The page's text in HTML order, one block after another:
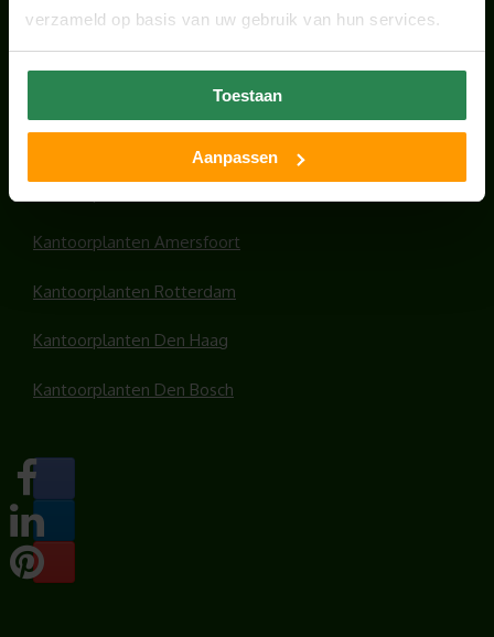
verzameld op basis van uw gebruik van hun services.
Toestaan
Aanpassen
HANDIGE LINKS
Kantoorplanten Amersfoort
Kantoorplanten Rotterdam
Kantoorplanten Den Haag
Kantoorplanten Den Bosch